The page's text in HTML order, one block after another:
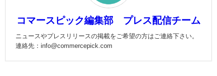
コマースピック編集部 プレス配信チーム
ニュースやプレスリリースの掲載をご希望の方はご連絡下さい。
連絡先：info@commercepick.com